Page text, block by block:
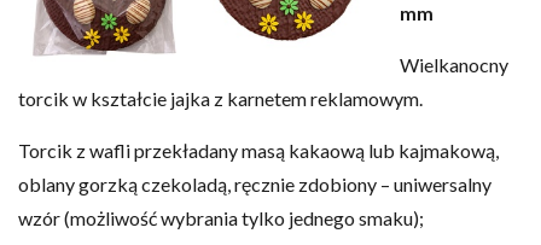
mm
Wielkanocny
torcik w kształcie jajka z karnetem reklamowym.
Torcik z wafli przekładany masą kakaową lub kajmakową,
oblany gorzką czekoladą, ręcznie zdobiony – uniwersalny
wzór (możliwość wybrania tylko jednego smaku);